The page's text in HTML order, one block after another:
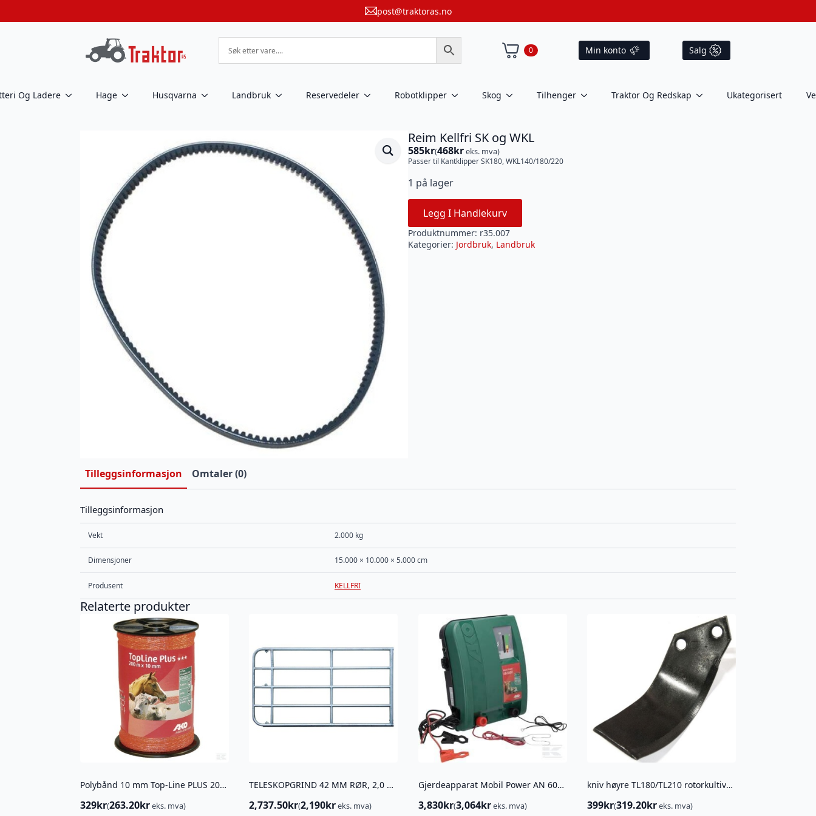
post@traktoras.no
0 Min konto Salg
Og Ladere Hage Husqvarna Landbruk Reservedeler Robotklipper Skog Tilhenger Traktor Og Redskap Ukategorisert
Reim Kellfri SK og WKL
585kr(468kreks. mva)
Passer til Kantklipper SK180, WKL140/180/220
1 på lager
Legg I Handlekurv
Produktnummer: r35.007
Kategorier: Jordbruk, Landbruk
Tilleggsinformasjon Omtaler (0)
Tilleggsinformasjon
Vekt 2.000 kg
Dimensjoner 15.000 × 10.000 × 5.000 cm
Produsent KELLFRI
Relaterte produkter
Polybånd 10 mm Top-Line PLUS 200 m oransje
329kr(263.20kreks. mva)
TELESKOPGRIND 42 MM RØR, 2,0 – 3,0 M
2,737.50kr(2,190kreks. mva)
Gjerdeapparat Mobil Power AN 6000
3,830kr(3,064kreks. mva)
kniv høyre TL180/TL210 rotorkultivator/jordfres
399kr(319.20kreks. mva)